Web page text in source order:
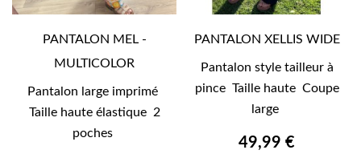
PANTALON MEL -
MULTICOLOR
Pantalon large imprimé
Taille haute élastique 2
poches
PANTALON XELLIS WIDE
Pantalon style tailleur à
pince Taille haute Coupe
large
49,99 €